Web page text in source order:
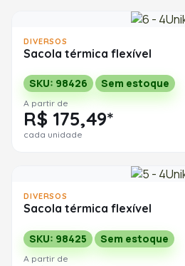
DIVERSOS
Sacola térmica flexível
SKU: 98426 Sem estoque
A partir de
R$ 175,49*
cada unidade
DIVERSOS
Sacola térmica flexível
SKU: 98425 Sem estoque
A partir de